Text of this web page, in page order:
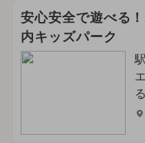
安心安全で遊べる
内キッズパーク